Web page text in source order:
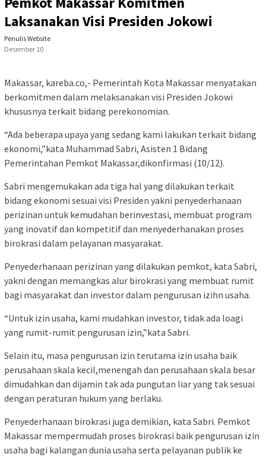
Laksanakan Visi Presiden Jokowi
Penulis Website
Desember 10
Makassar, kareba.co,- Pemerintah Kota Makassar menyatakan
berkomitmen dalam melaksanakan visi Presiden Jokowi
khususnya terkait bidang perekonomian.
“Ada beberapa upaya yang sedang kami lakukan terkait bidang
ekonomi,”kata Muhammad Sabri, Asisten 1 Bidang
Pemerintahan Pemkot Makassar,dikonfirmasi (10/12).
Sabri mengemukakan ada tiga hal yang dilakukan terkait
bidang ekonomi sesuai visi Presiden yakni penyederhanaan
perizinan untuk kemudahan berinvestasi, membuat program
yang inovatif dan kompetitif dan menyederhanakan proses
birokrasi dalam pelayanan masyarakat.
Penyederhanaan perizinan yang dilakukan pemkot, kata Sabri,
yakni dengan memangkas alur birokrasi yang membuat rumit
bagi masyarakat dan investor dalam pengurusan izihn usaha.
“Untuk izin usaha, kami mudahkan investor, tidak ada loagi
yang rumit-rumit pengurusan izin,”kata Sabri.
Selain itu, masa pengurusan izin terutama izin usaha baik
perusahaan skala kecil,menengah dan perusahaan skala besar
dimudahkan dan dijamin tak ada pungutan liar yang tak sesuai
dengan peraturan hukum yang berlaku.
Penyederhanaan birokrasi juga demikian, kata Sabri. Pemkot
Makassar mempermudah proses birokrasi baik pengurusan izin
usaha bagi kalangan dunia usaha serta pelayanan publik ke